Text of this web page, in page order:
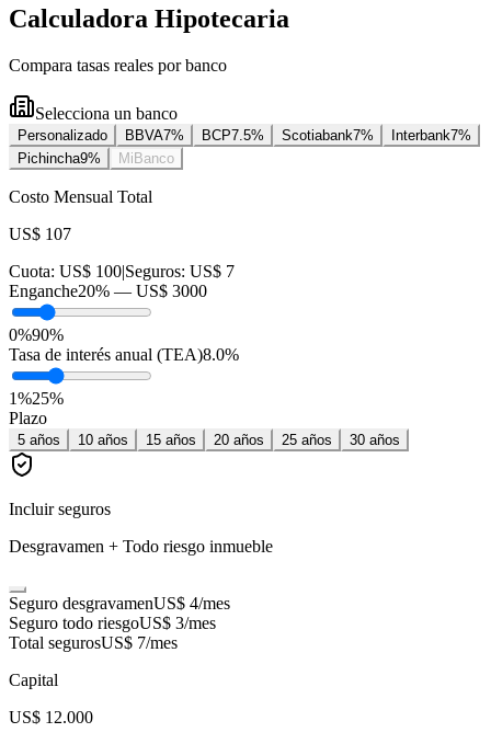
Calculadora Hipotecaria
Compara tasas reales por banco
Selecciona un banco
Personalizado BBVA7% BCP7.5% Scotiabank7% Interbank7%
Pichincha9% MiBanco
Costo Mensual Total
US$ 107
Cuota: US$ 100|Seguros: US$ 7
Enganche20% — US$ 3000
0%90%
Tasa de interés anual (TEA)8.0%
1%25%
Plazo
5 años 10 años 15 años 20 años 25 años 30 años
Incluir seguros
Desgravamen + Todo riesgo inmueble
Seguro desgravamenUS$ 4/mes
Seguro todo riesgoUS$ 3/mes
Total segurosUS$ 7/mes
Capital
US$ 12.000